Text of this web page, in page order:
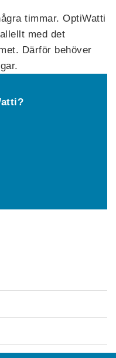
timmar. OptiWatti
med det
Därför behöver